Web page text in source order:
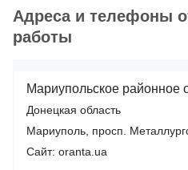
Адреса и телефоны
работы
Мариупольское районное
Донецкая область
Мариуполь, просп.
Сайт: oranta.ua